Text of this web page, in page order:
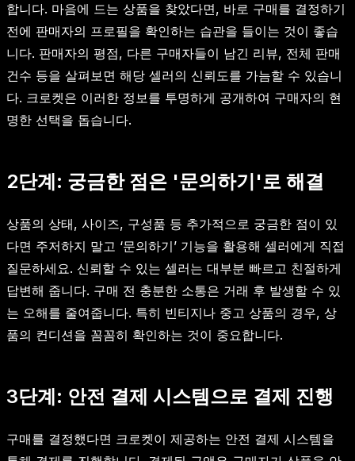
합니다. 마음에 드는 상품을 찾았다면, 바로 구매를 결정하기
전에 판매자의 프로필을 확인하는 습관을 들이는 것이 좋습
니다. 판매자의 평점, 다른 구매자들이 남긴 리뷰, 전체 판매
건수 등을 살펴보면 해당 셀러의 신뢰도를 가늠할 수 있습니
다. 크로켓은 이러한 정보를 투명하게 공개하여 구매자의 현
명한 선택을 돕습니다.
2단계: 궁금한 점은 '문의하기'로 해결
상품의 상태, 사이즈, 구성품 등 추가적으로 궁금한 점이 있
다면 주저하지 말고 ‘문의하기’ 기능을 활용해 셀러에게 직접
질문하세요. 신뢰할 수 있는 셀러는 대부분 빠르고 친절하게
답변해 줍니다. 구매 전 충분한 소통은 거래 후 발생할 수 있
는 오해를 줄여줍니다. 특히 빈티지나 중고 상품의 경우, 상
품의 컨디션을 꼼꼼히 확인하는 것이 중요합니다.
3단계: 안전 결제 시스템으로 결제 진행
구매를 결정했다면 크로켓이 제공하는 안전 결제 시스템을